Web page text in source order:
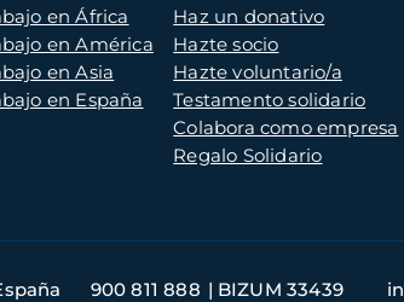
en África
en América
en Asia
en España
Haz un donativo
Hazte socio
Hazte voluntario/a
Testamento solidario
Colabora como empresa
Regalo Solidario
900 811 888 BIZUM 33439